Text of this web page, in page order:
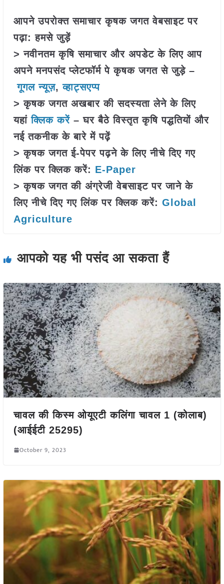
आपने उपरोक्त समाचार कृषक जगत वेबसाइट पर
पढ़ा: हमसे जुड़ें
> नवीनतम कृषि समाचार और अपडेट के लिए आप
अपने मनपसंद प्लेटफॉर्म पे कृषक जगत से जुड़े –
गूगल न्यूज़,व्हाट्सएप्प
> कृषक जगत अखबार की सदस्यता लेने के लिए
यहांक्लिक करें– घर बैठे विस्तृत कृषि पद्धतियों और
नई तकनीक के बारे में पढ़ें
> कृषक जगत ई-पेपर पढ़ने के लिए नीचे दिए गए
लिंक पर क्लिक करें: E-Paper
> कृषक जगत की अंग्रेजी वेबसाइट पर जाने के
लिए नीचे दिए गए लिंक पर क्लिक करें: Global
Agriculture
आपको यह भी पसंद आ सकता हैं
चावल की किस्म ओयूएटी कलिंगा चावल 1 (कोलाब)
(आईईटी 25295)
October 9, 2023